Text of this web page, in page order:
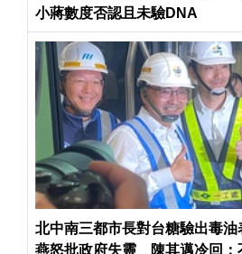
小蔣數度否認且未驗DNA
北中南三都市長對台糖驗出毒
燕怒批政府失靈 陳其邁冷回：